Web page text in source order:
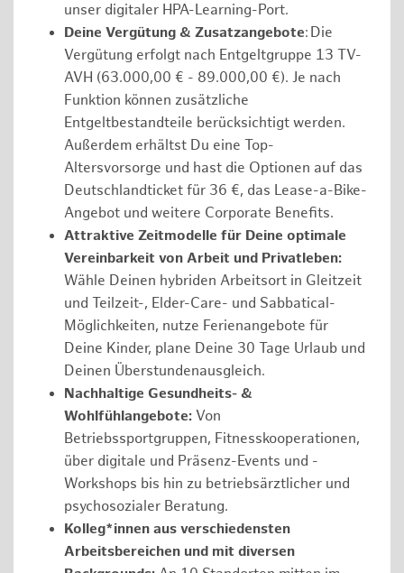
unser digitaler HPA-Learning-Port.
Deine Vergütung & Zusatzangebote: Die
Vergütung erfolgt nach Entgeltgruppe 13 TV-
AVH (63.000,00 € - 89.000,00 €). Je nach
Funktion können zusätzliche
Entgeltbestandteile berücksichtigt werden.
Außerdem erhältst Du eine Top-
Altersvorsorge und hast die Optionen auf das
Deutschlandticket für 36 €, das Lease-a-Bike-
Angebot und weitere Corporate Benefits.
Attraktive Zeitmodelle für Deine optimale
Vereinbarkeit von Arbeit und Privatleben:
Wähle Deinen hybriden Arbeitsort in Gleitzeit
und Teilzeit-, Elder-Care- und Sabbatical-
Möglichkeiten, nutze Ferienangebote für
Deine Kinder, plane Deine 30 Tage Urlaub und
Deinen Überstundenausgleich.
Nachhaltige Gesundheits- &
Wohlfühlangebote: Von
Betriebssportgruppen, Fitnesskooperationen,
über digitale und Präsenz-Events und -
Workshops bis hin zu betriebsärztlicher und
psychosozialer Beratung.
Kolleg*innen aus verschiedensten
Arbeitsbereichen und mit diversen